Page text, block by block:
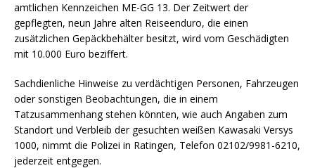
amtlichen Kennzeichen ME-GG 13. Der Zeitwert der
gepflegten, neun Jahre alten Reiseenduro, die einen
zusätzlichen Gepäckbehälter besitzt, wird vom Geschädigten
mit 10.000 Euro beziffert.
Sachdienliche Hinweise zu verdächtigen Personen, Fahrzeugen
oder sonstigen Beobachtungen, die in einem
Tatzusammenhang stehen könnten, wie auch Angaben zum
Standort und Verbleib der gesuchten weißen Kawasaki Versys
1000, nimmt die Polizei in Ratingen, Telefon 02102/9981-6210,
jederzeit entgegen.